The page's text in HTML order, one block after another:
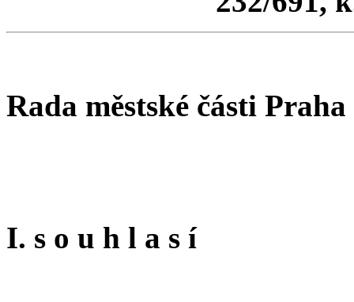
Rada městské části Praha
I. s o u h l a s í